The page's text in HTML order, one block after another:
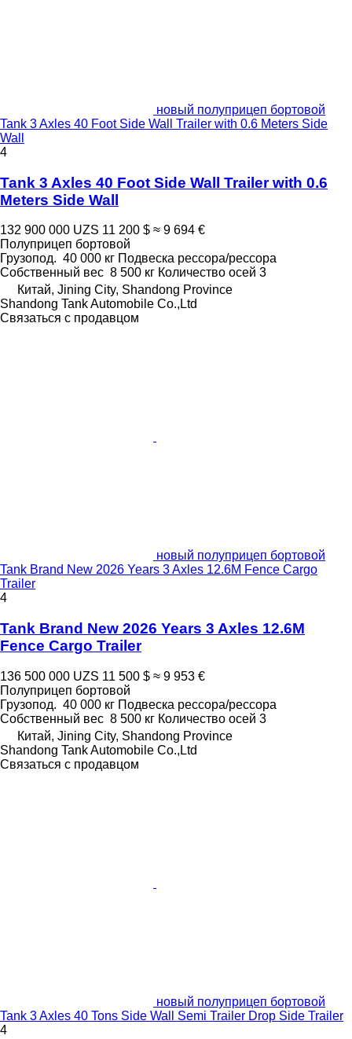
новый полуприцеп бортовой
Tank 3 Axles 40 Foot Side Wall Trailer with 0.6 Meters Side
Wall
4
Tank 3 Axles 40 Foot Side Wall Trailer with 0.6
Meters Side Wall
132 900 000 UZS 11 200 $ ≈ 9 694 €
Полуприцеп бортовой
Грузопод. 40 000 кг Подвеска рессора/рессора
Собственный вес 8 500 кг Количество осей 3
Китай, Jining City, Shandong Province
Shandong Tank Automobile Co.,Ltd
Связаться с продавцом
новый полуприцеп бортовой
Tank Brand New 2026 Years 3 Axles 12.6M Fence Cargo
Trailer
4
Tank Brand New 2026 Years 3 Axles 12.6M
Fence Cargo Trailer
136 500 000 UZS 11 500 $ ≈ 9 953 €
Полуприцеп бортовой
Грузопод. 40 000 кг Подвеска рессора/рессора
Собственный вес 8 500 кг Количество осей 3
Китай, Jining City, Shandong Province
Shandong Tank Automobile Co.,Ltd
Связаться с продавцом
новый полуприцеп бортовой
Tank 3 Axles 40 Tons Side Wall Semi Trailer Drop Side Trailer
4